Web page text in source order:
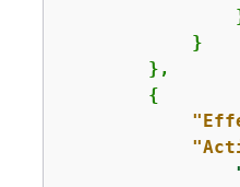
            }
        },
{